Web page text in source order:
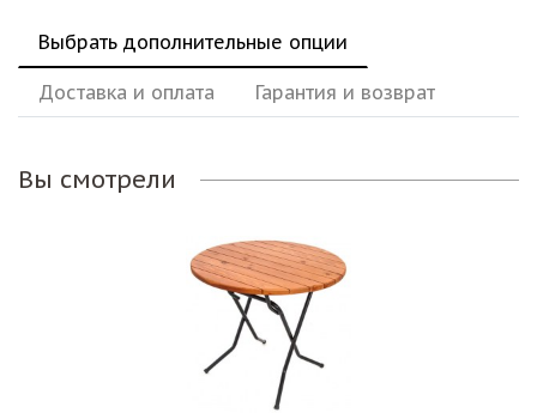
Выбрать дополнительные опции
Доставка и оплата Гарантия и возврат
Вы смотрели